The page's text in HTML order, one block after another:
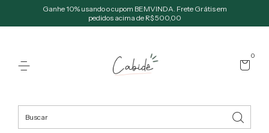
Ganhe 10% usando o cupom BEMVINDA. Frete Grátis em
pedidos acima de R$ 500,00
0